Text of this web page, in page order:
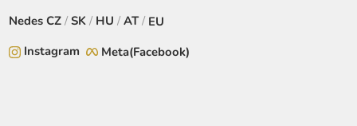
NedesCZ/SK/HU /AT/ EU
Instagram
Meta(Facebook)